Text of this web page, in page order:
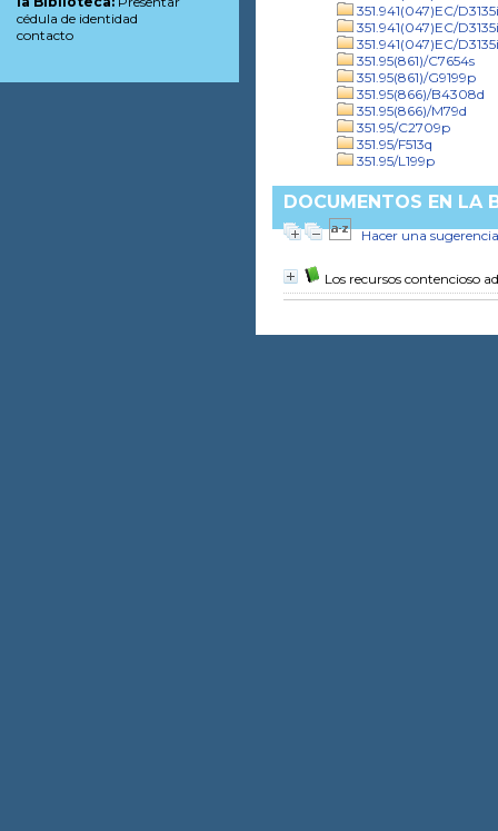
351.941(047)EC/
351.941(047)EC/
351.941(047)EC/
351.95(861)/C7654s
351.95(861)/G9199p
351.95(866)/B4308d
351.95(866)/M79d
351.95/C2709p
351.95/F513q
351.95/L199p
DOCUMENTOS EN LA
Hacer una sugerencia
Los recursos contencioso
cédula de identidad
contacto